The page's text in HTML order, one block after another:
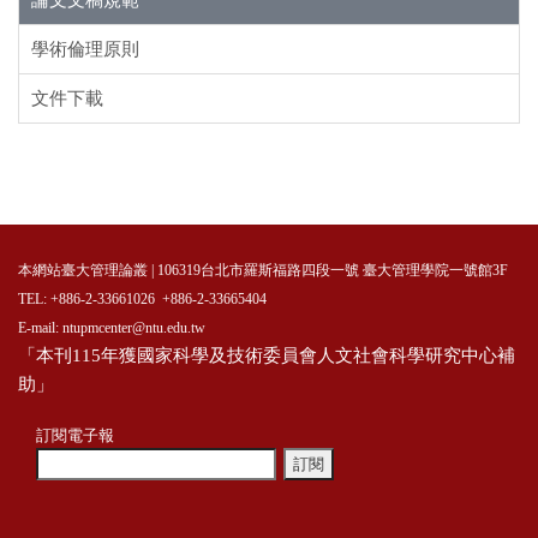
學術倫理原則
文件下載
本網站臺大管理論叢 | 106319台北市羅斯福路四段一號 臺大管理學院一號館3F
TEL: +886-2-33661026 +886-2-33665404
E-mail: ntupmcenter@ntu.edu.tw
「本刊115年獲國家科學及技術委員會人文社會科學研究中心補
助」
訂閱電子報